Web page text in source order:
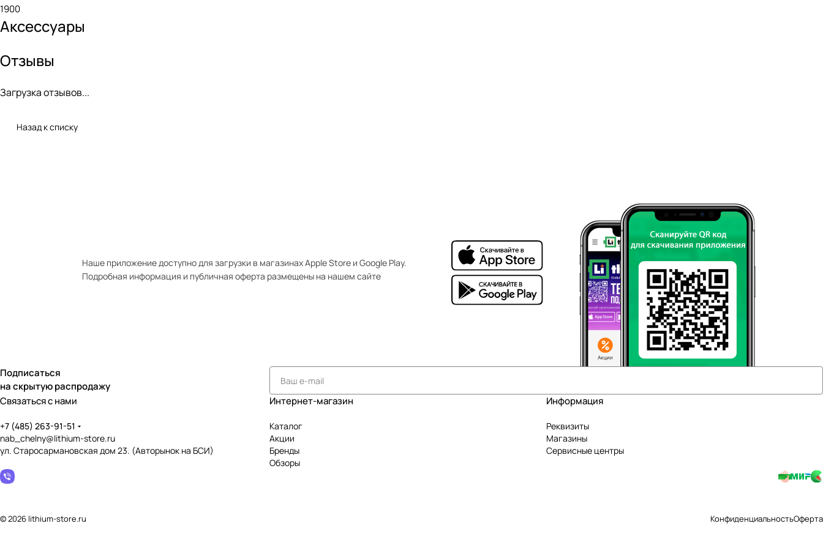
1900
Аксессуары
Отзывы
Загрузка отзывов...
Назад к списку
Наше приложение доступно для загрузки в магазинах Apple Store и Google Play.
Подробная информация и публичная оферта размещены на нашем сайте
Подписаться
на скрытую распродажу
Связаться с нами
+7 (485) 263-91-51
nab_chelny@lithium-store.ru
ул. Старосармановская дом 23. (Авторынок на БСИ)
Интернет-магазин
Каталог
Акции
Бренды
Обзоры
Информация
Реквизиты
Магазины
Сервисные центры
© 2026 lithium-store.ru КонфиденциальностьОферта